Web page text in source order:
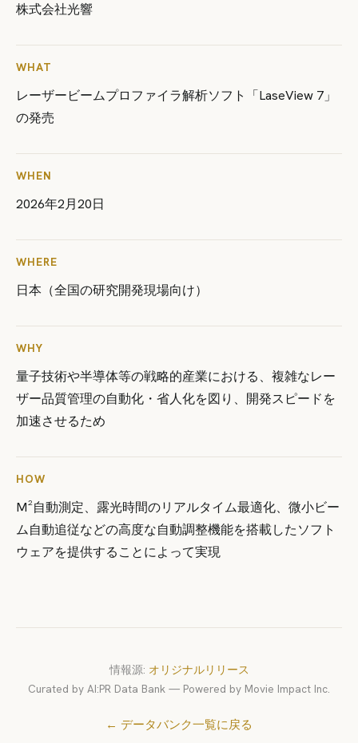
株式会社光響
WHAT
レーザービームプロファイラ解析ソフト「LaseView 7」
の発売
WHEN
2026年2月20日
WHERE
日本（全国の研究開発現場向け）
WHY
量子技術や半導体等の戦略的産業における、複雑なレー
ザー品質管理の自動化・省人化を図り、開発スピードを
加速させるため
HOW
M²自動測定、露光時間のリアルタイム最適化、微小ビー
ム自動追従などの高度な自動調整機能を搭載したソフト
ウェアを提供することによって実現
情報源: オリジナルリリース
Curated by AI:PR Data Bank — Powered by Movie Impact Inc.
← データバンク一覧に戻る